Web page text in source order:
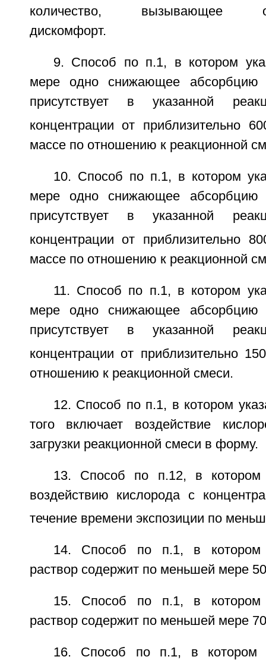
количество, вызывающее
дискомфорт.
9. Способ по п.1, в котором
мере одно снижающее абсорбцию
присутствует в указанной
концентрации от приблизительно
массе по отношению к реакционной
10. Способ по п.1, в котором
мере одно снижающее абсорбцию
присутствует в указанной
концентрации от приблизительно
массе по отношению к реакционной
11. Способ по п.1, в котором
мере одно снижающее абсорбцию
присутствует в указанной
концентрации от приблизительно
отношению к реакционной смеси.
12. Способ по п.1, в котором
того включает воздействие
загрузки реакционной смеси в форму.
13. Способ по п.12, в котором
воздействию кислорода с
течение времени экспозиции по
14. Способ по п.1, в котором
раствор содержит по меньшей мере
15. Способ по п.1, в котором
раствор содержит по меньшей мере
16. Способ по п.1, в котором